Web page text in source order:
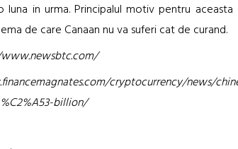
luna in urma. Principalul motiv pentru
de care Canaan nu va suferi cat de curand.
cryptocurrency/news/
billion/